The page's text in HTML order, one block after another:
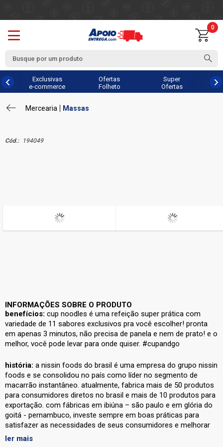
0
Exclusivas
e-commerce
Ofertas
Folheto
Super
Ofertas
Mercearia Massas
Cód.: 194049
INFORMAÇÕES SOBRE O PRODUTO
benefícios: cup noodles é uma refeição super prática com
variedade de 11 sabores exclusivos pra você escolher! pronta
em apenas 3 minutos, não precisa de panela e nem de prato! e o
melhor, você pode levar para onde quiser. #cupandgo
história: a nissin foods do brasil é uma empresa do grupo nissin
foods e se consolidou no país como líder no segmento de
macarrão instantâneo. atualmente, fabrica mais de 50 produtos
para consumidores diretos no brasil e mais de 10 produtos para
exportação. com fábricas em ibiúna – são paulo e em glória do
goitá - pernambuco, investe sempre em boas práticas para
satisfazer as necessidades de seus consumidores e melhorar
continuamente seus produtos e serviços.
ler mais